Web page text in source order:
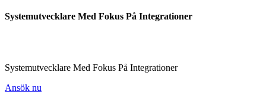
Systemutvecklare Med Fokus På Integrationer
Systemutvecklare Med Fokus På Integrationer
Ansök nu